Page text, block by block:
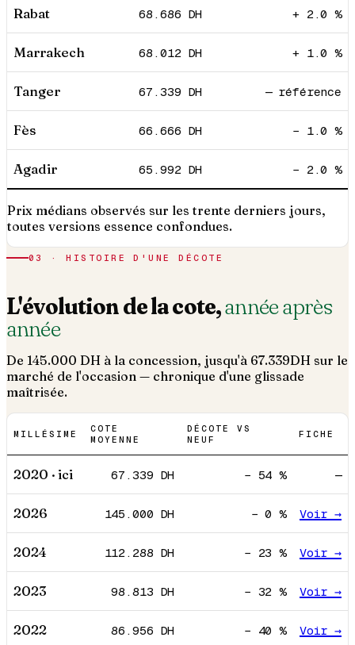
Rabat 68.686 DH + 2.0 %
Marrakech 68.012 DH + 1.0 %
Tanger 67.339 DH — référence
Fès 66.666 DH − 1.0 %
Agadir 65.992 DH − 2.0 %
Prix médians observés sur les trente derniers jours,
toutes versions essence confondues.
03 · HISTOIRE D'UNE DÉCOTE
L'évolution de la cote,année après
année
De 145.000 DH à la concession, jusqu'à 67.339DH sur le
marché de l'occasion — chronique d'une glissade
maîtrisée.
MILLÉSIME
COTE
MOYENNE
DÉCOTE VS
NEUF
FICHE
2020 · ici 67.339 DH − 54 % —
2026 145.000 DH −0 % Voir →
2024 112.288 DH − 23 % Voir →
2023 98.813 DH − 32 % Voir →
2022 86.956 DH − 40 % Voir →